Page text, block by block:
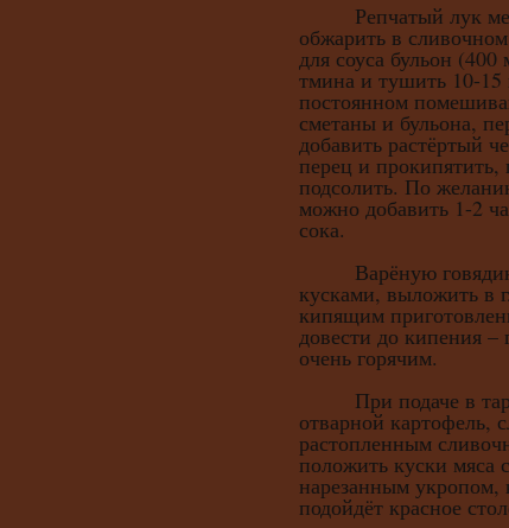
Репчатый лук
обжарить в
для соуса бульон
тмина и тушить 10-15
постоянном
сметаны и бульона,
добавить растёртый
перец и прокипятить,
подсолить. По
можно добавить 1-2
сока.
Варёную
кусками, выложить в
кипящим
довести до кипения
очень горячим.
При подаче в
отварной картофель,
растопленным
положить куски мяса
нарезанным укропом,
подойдёт красное